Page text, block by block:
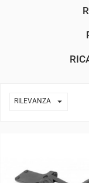
RILEVANZA 